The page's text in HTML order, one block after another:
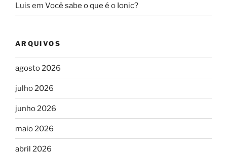
Luis em Você sabe o que é o Ionic?
ARQUIVOS
agosto 2026
julho 2026
junho 2026
maio 2026
abril 2026